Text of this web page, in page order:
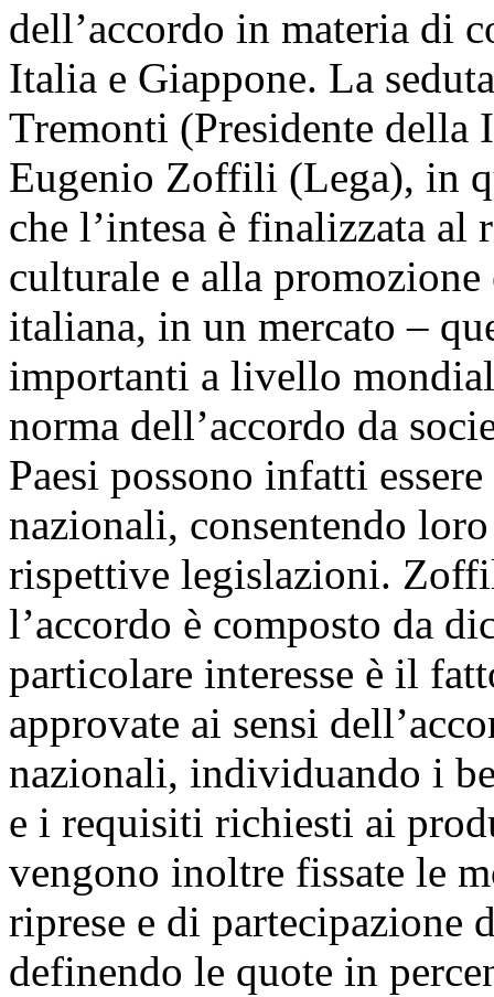
dell’accordo in materia di
Italia e Giappone. La
Tremonti (Presidente
Eugenio Zoffili (Lega), in
che l’intesa è finalizzata al
culturale e alla
italiana, in un mercato –
importanti a livello
norma dell’accordo da
Paesi possono infatti
nazionali, consentendo
rispettive legislazioni.
l’accordo è composto da
particolare interesse è il
approvate ai sensi
nazionali, individuando i
e i requisiti richiesti ai
vengono inoltre fissate le
riprese e di partecipazione
definendo le quote in